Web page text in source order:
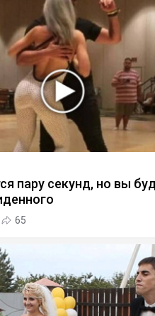
пару секунд, но вы
65